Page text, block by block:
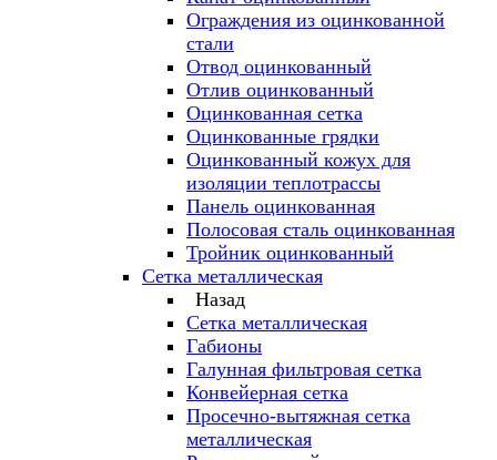
Ограждения из оцинкованной
стали
Отвод оцинкованный
Отлив оцинкованный
Оцинкованная сетка
Оцинкованные грядки
Оцинкованный кожух для
изоляции теплотрассы
Панель оцинкованная
Полосовая сталь оцинкованная
Тройник оцинкованный
Сетка металлическая
Назад
Сетка металлическая
Габионы
Галунная фильтровая сетка
Конвейерная сетка
Просечно-вытяжная сетка
металлическая